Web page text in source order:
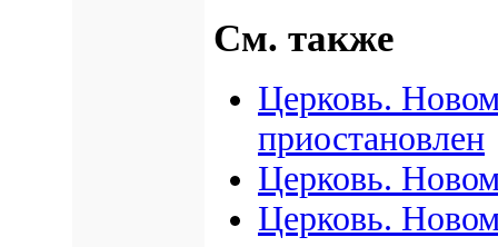
См. также
Церковь.
приостановлен
Церковь.
Церковь.